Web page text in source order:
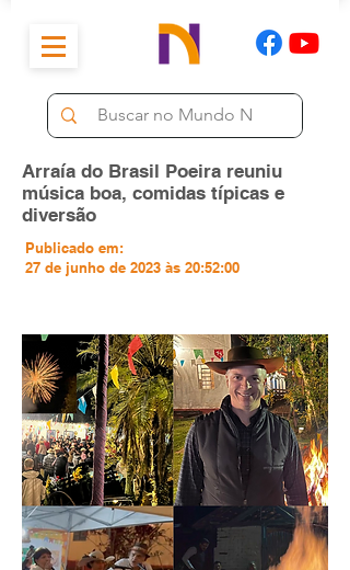
Arraía do Brasil Poeira reuniu
música boa, comidas típicas e
diversão
Publicado em:
27 de junho de 2023 às 20:52:00